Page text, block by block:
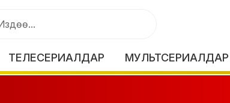
ТЕЛЕСЕРИАЛДАР МУЛЬТСЕРИАЛДАР